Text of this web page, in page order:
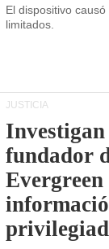
El dispositivo
limitados.
JUSTICIA
fundador